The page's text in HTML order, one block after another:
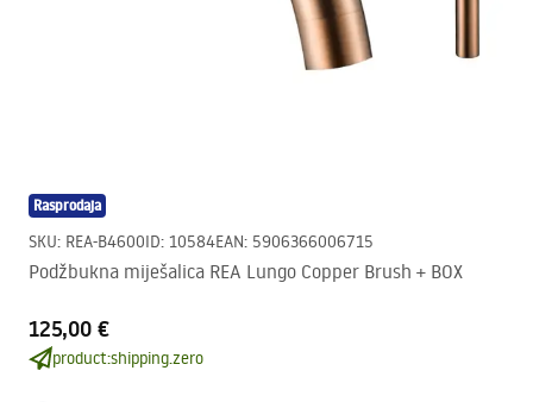
Rasprodaja
SKU: REA-B4600ID: 10584EAN: 5906366006715
Podžbukna miješalica REA Lungo Copper Brush + BOX
125,00 €
product:shipping.zero